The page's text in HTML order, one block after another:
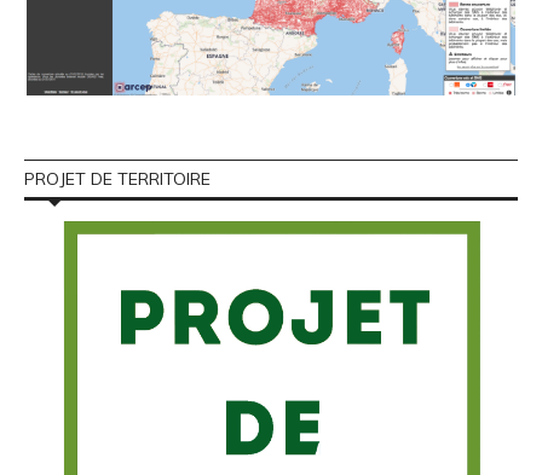
PROJET DE TERRITOIRE